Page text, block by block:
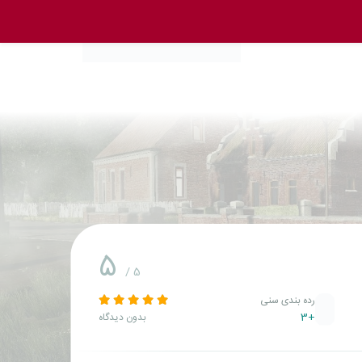
رده بندی سنی
+3
5 / 5
بدون دیدگاه